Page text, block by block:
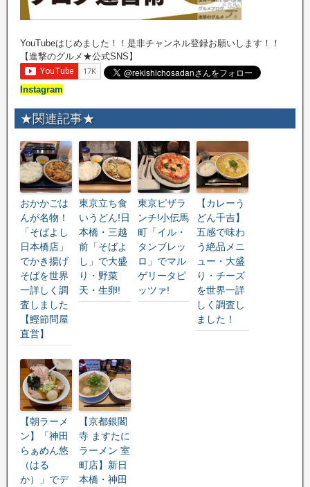
YouTubeはじめました！！是非チャンネル登録お願いします！！
【進撃のグルメ★公式SNS】
Instagram
★関連記事★
おかかごは
んが名物！
「そばよし
日本橋店」
でかき揚げ
そばを世界
一詳しく調
査しました
【鰹節問屋
直営】
東京立ち食
いうどん!日
本橋・三越
前「そばよ
し」で大盛
り・野菜
天・生卵!
東京ピザラ
ンチ!小伝馬
町「イル・
タンブレッ
ロ」でマル
ゲリータピ
ッツァ!
【カレーう
どん千吉】
五感で味わ
う絶品メニ
ュー・大盛
り・チーズ
を世界一詳
しく調査し
ました！
【朝ラーメ
ン】「神田
らぁめん悠
（はる
か）」でデ
【京都銀閣
寺 ますたに
ラーメン 室
町店】新日
本橋・神田